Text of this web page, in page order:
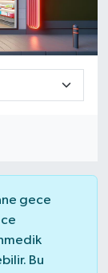
gece
Bu